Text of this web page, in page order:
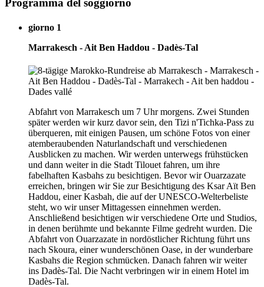
Programma del soggiorno
giorno 1
Marrakesch - Ait Ben Haddou - Dadès-Tal
Abfahrt von Marrakesch um 7 Uhr morgens. Zwei Stunden
später werden wir kurz davor sein, den Tizi n'Tichka-Pass zu
überqueren, mit einigen Pausen, um schöne Fotos von einer
atemberaubenden Naturlandschaft und verschiedenen
Ausblicken zu machen. Wir werden unterwegs frühstücken
und dann weiter in die Stadt Tilouet fahren, um ihre
fabelhaften Kasbahs zu besichtigen. Bevor wir Ouarzazate
erreichen, bringen wir Sie zur Besichtigung des Ksar Aït Ben
Haddou, einer Kasbah, die auf der UNESCO-Welterbeliste
steht, wo wir unser Mittagessen einnehmen werden.
Anschließend besichtigen wir verschiedene Orte und Studios,
in denen berühmte und bekannte Filme gedreht wurden. Die
Abfahrt von Ouarzazate in nordöstlicher Richtung führt uns
nach Skoura, einer wunderschönen Oase, in der wunderbare
Kasbahs die Region schmücken. Danach fahren wir weiter
ins Dadès-Tal. Die Nacht verbringen wir in einem Hotel im
Dadès-Tal.